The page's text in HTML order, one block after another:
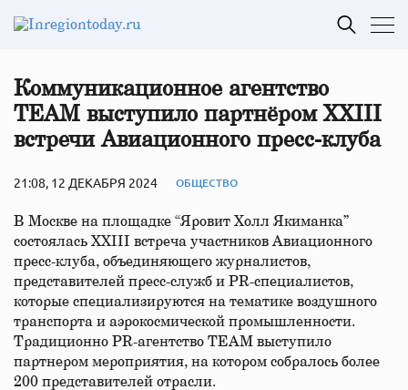
Коммуникационное агентство
TEAM выступило партнёром XXIII
встречи Авиационного пресс-клуба
21:08, 12 ДЕКАБРЯ 2024 ОБЩЕСТВО
В Москве на площадке “Яровит Холл Якиманка”
состоялась ХXIII встреча участников Авиационного
пресс-клуба, объединяющего журналистов,
представителей пресс-служб и PR-специалистов,
которые специализируются на тематике воздушного
транспорта и аэрокосмической промышленности.
Традиционно PR-агентство ТЕАМ выступило
партнером мероприятия, на котором собралось более
200 представителей отрасли.